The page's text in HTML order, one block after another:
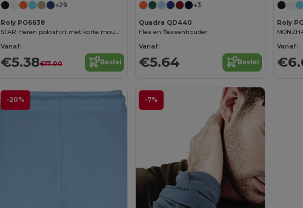
+29
Roly PO6638
STAR Heren poloshirt met korte mouwen
Vanaf:
€5.38€17.00 Bestel
+3
Quadra QD440
Fles en flessenhouder
Vanaf:
€5.64 Bestel
Roly
Vanaf:
-20% -7%